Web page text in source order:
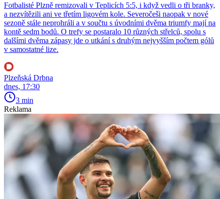
Fotbalisté Plzně remizovali v Teplicích 5:5, i když vedli o tři branky,
a nezvítězili ani ve třetím ligovém kole. Severočeši naopak v nové
sezoně stále neprohráli a v součtu s úvodními dvěma triumfy mají na
kontě sedm bodů. O trefy se postaralo 10 různých střelců, spolu s
dalšími dvěma zápasy jde o utkání s druhým nejvyšším počtem gólů
v samostatné lize.
Plzeňská Drbna
dnes, 17:30
3 min
Reklama